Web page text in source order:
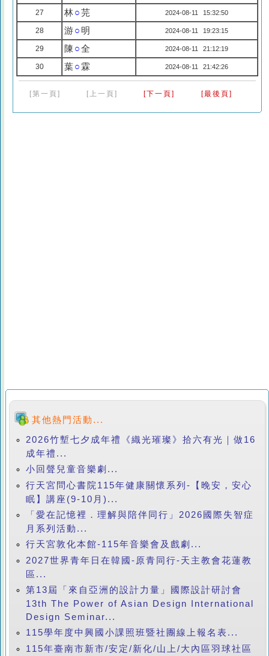
27 林○芫 2024-08-11 15:32:50
28 游○ 明 2024-08-11 19:23:15
29 陳 ○全 2024-08-11 21:12:19
30 葉○ 霖 2024-08-11 21:42:26
[第一頁] [上一頁] [下一頁] [最後頁]
其他熱門活動...
2026竹塹七夕成年禮《織光璀璨》拾六有光｜做16
成年禮...
小回聲兒童音樂劇...
行天宮問心書院115年健康關懷系列-【晚安，安心
眠】講座(9-10月)...
「愛在記憶裡．理解與陪伴同行」2026國際失智症
月系列活動...
行天宮敦化本館-115年音樂會及戲劇...
2027世界青年日在韓國-原青同行-天主教會花蓮教
區...
第13屆「來自亞洲的設計力量」國際設計研討會
13th The Power of Asian Design International
Design Seminar...
115學年度中興國小課照班暨社團線上報名表...
115年臺南市新市/安定/新化/山上/大內區羽球社區